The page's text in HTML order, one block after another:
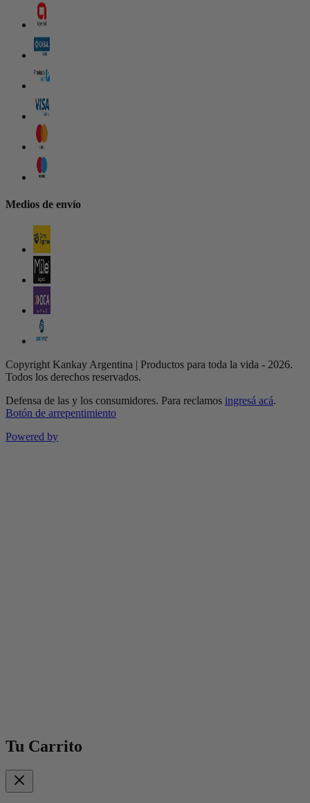
Medios de envío
Copyright Kankay Argentina | Productos para toda la vida - 2026.
Todos los derechos reservados.
Defensa de las y los consumidores. Para reclamos ingresá acá.
Botón de arrepentimiento
Powered by
Tu Carrito